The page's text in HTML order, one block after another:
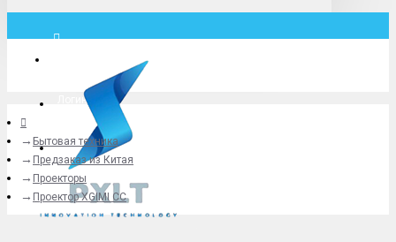
Логин
+79775619766
Бытовая техника
Предзаказ из Китая
Проекторы
Проектор XGIMI CC